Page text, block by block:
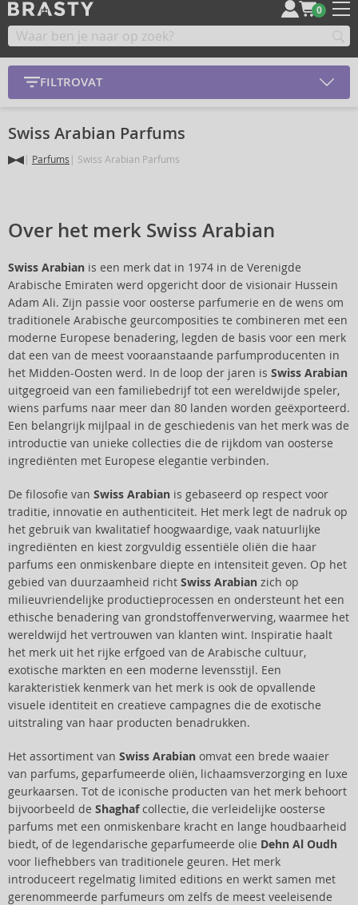
0
FILTROVAT
Swiss Arabian Parfums
Parfums Swiss Arabian Parfums
Over het merk Swiss Arabian
Swiss Arabian is een merk dat in 1974 in de Verenigde
Arabische Emiraten werd opgericht door de visionair Hussein
Adam Ali. Zijn passie voor oosterse parfumerie en de wens om
traditionele Arabische geurcomposities te combineren met een
moderne Europese benadering, legden de basis voor een merk
dat een van de meest vooraanstaande parfumproducenten in
het Midden-Oosten werd. In de loop der jaren is Swiss Arabian
uitgegroeid van een familiebedrijf tot een wereldwijde speler,
wiens parfums naar meer dan 80 landen worden geëxporteerd.
Een belangrijk mijlpaal in de geschiedenis van het merk was de
introductie van unieke collecties die de rijkdom van oosterse
ingrediënten met Europese elegantie verbinden.
De filosofie van Swiss Arabian is gebaseerd op respect voor
traditie, innovatie en authenticiteit. Het merk legt de nadruk op
het gebruik van kwalitatief hoogwaardige, vaak natuurlijke
ingrediënten en kiest zorgvuldig essentiële oliën die haar
parfums een onmiskenbare diepte en intensiteit geven. Op het
gebied van duurzaamheid richt Swiss Arabian zich op
milieuvriendelijke productieprocessen en ondersteunt het een
ethische benadering van grondstoffenverwerving, waarmee het
wereldwijd het vertrouwen van klanten wint. Inspiratie haalt
het merk uit het rijke erfgoed van de Arabische cultuur,
exotische markten en een moderne levensstijl. Een
karakteristiek kenmerk van het merk is ook de opvallende
visuele identiteit en creatieve campagnes die de exotische
uitstraling van haar producten benadrukken.
Het assortiment van Swiss Arabian omvat een brede waaier
van parfums, geparfumeerde oliën, lichaamsverzorging en luxe
geurkaarsen. Tot de iconische producten van het merk behoort
bijvoorbeeld de Shaghafcollectie, die verleidelijke oosterse
parfums met een onmiskenbare kracht en lange houdbaarheid
biedt, of de legendarische geparfumeerde olie Dehn Al Oudh
voor liefhebbers van traditionele geuren. Het merk
introduceert regelmatig limited editions en werkt samen met
gerenommeerde parfumeurs om zelfs de meest veeleisende